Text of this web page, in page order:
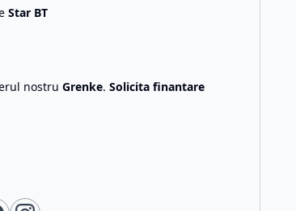
Star BT
nostru Grenke. Solicita finantare